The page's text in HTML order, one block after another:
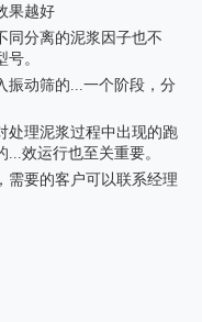
果越好
同分离的泥浆因子也不
。
振动筛的...一个阶段，分
处理泥浆过程中出现的跑
效运行也至关重要。
需要的客户可以联系经理